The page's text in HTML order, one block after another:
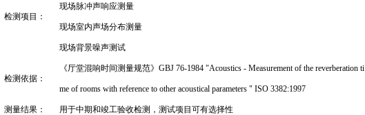
检测项目：
现场脉冲声响应测量
现场室内声场分布测量
现场背景噪声测试
检测依据：
《厅堂混响时间测量规范》GBJ 76-1984 "Acoustics - Measurement of the reverberation ti
me of rooms with reference to other acoustical parameters " ISO 3382:1997
测量结果： 用于中期和竣工验收检测，测试项目可有选择性